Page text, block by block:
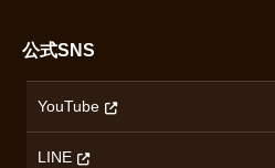
配送・送料について
セイコー
カシオ
ミナセ
オリエントスター
沿革
公式SNS
YouTube
LINE